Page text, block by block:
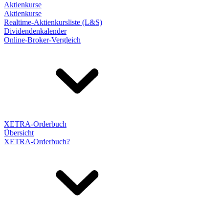
Aktienkurse
Aktienkurse
Realtime-Aktienkursliste (L&S)
Dividendenkalender
Online-Broker-Vergleich
XETRA-Orderbuch
Übersicht
XETRA-Orderbuch?